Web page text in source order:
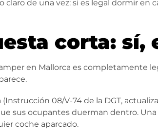
claro de una vez: si es legal dormir
corta: sí,
en Mallorca es completamente
08/V-74 de la DGT,
sus ocupantes duerman dentro.
coche aparcado.